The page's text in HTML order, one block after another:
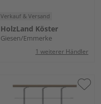
Verkauf & Versand
HolzLand Köster
Giesen/Emmerke
1 weiterer Händler